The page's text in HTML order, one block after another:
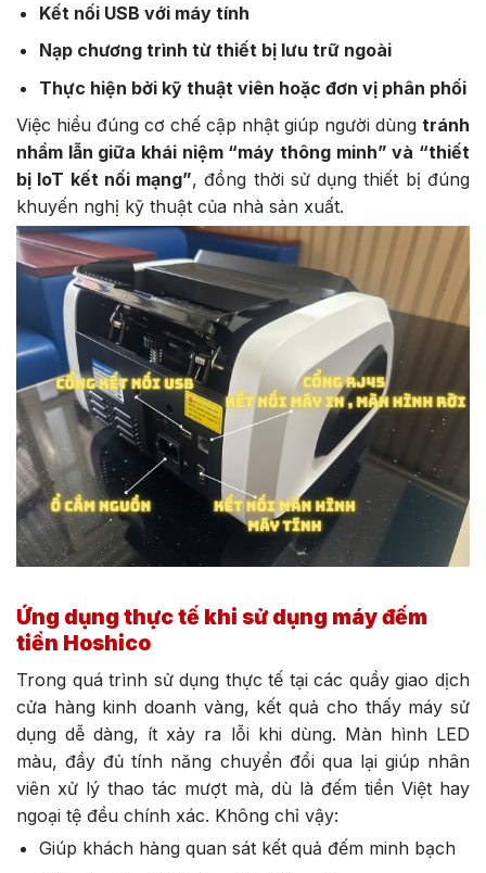
Kết nối USB với máy tính
Nạp chương trình từ thiết bị lưu trữ ngoài
Thực hiện bởi kỹ thuật viên hoặc đơn vị phân phối
Việc hiểu đúng cơ chế cập nhật giúp người dùng tránh
nhầm lẫn giữa khái niệm “máy thông minh” và “thiết
bị IoT kết nối mạng”, đồng thời sử dụng thiết bị đúng
khuyến nghị kỹ thuật của nhà sản xuất.
Ứng dụng thực tế khi sử dụng máy đếm
tiền Hoshico
Trong quá trình sử dụng thực tế tại các quầy giao dịch
cửa hàng kinh doanh vàng, kết quả cho thấy máy sử
dụng dễ dàng, ít xảy ra lỗi khi dùng. Màn hình LED
màu, đầy đủ tính năng chuyển đổi qua lại giúp nhân
viên xử lý thao tác mượt mà, dù là đếm tiền Việt hay
ngoại tệ đều chính xác. Không chỉ vậy:
Giúp khách hàng quan sát kết quả đếm minh bạch